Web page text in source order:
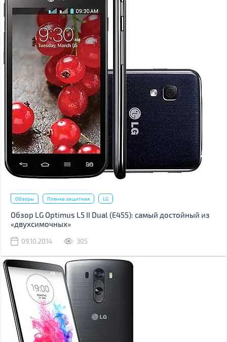
Обзоры Пленка защитная LG
Обзор LG Optimus L5 II Dual (Е455): самый достойный из
«двухсимочных»
09.10.2014 305